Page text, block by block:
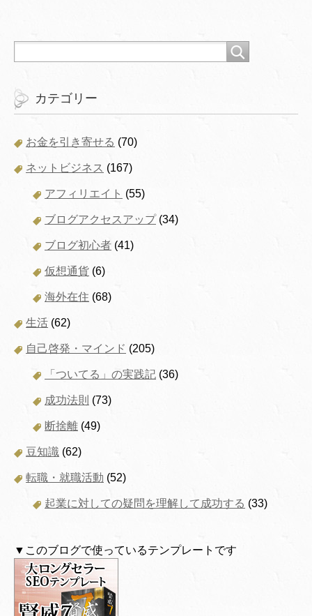
カテゴリー
お金を引き寄せる (70)
ネットビジネス (167)
アフィリエイト (55)
ブログアクセスアップ(34)
ブログ初心者 (41)
仮想通貨 (6)
海外在住 (68)
生活 (62)
自己啓発・マインド (205)
「ついてる」の実践記 (36)
成功法則 (73)
断捨離 (49)
豆知識 (62)
転職・就職活動 (52)
起業に対しての疑問を理解して成功する (33)
▼このブログで使っているテンプレートです